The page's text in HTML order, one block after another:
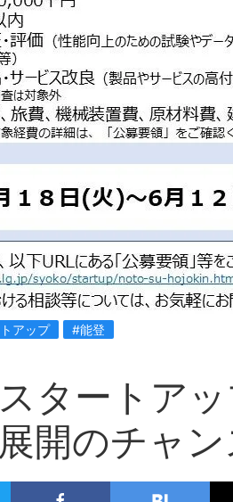
アップ #能登
タートア
開のチャン